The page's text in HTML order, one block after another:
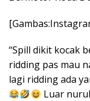
“Spill dikit kocak
ridding pas mau
lagi ridding ada
Luar